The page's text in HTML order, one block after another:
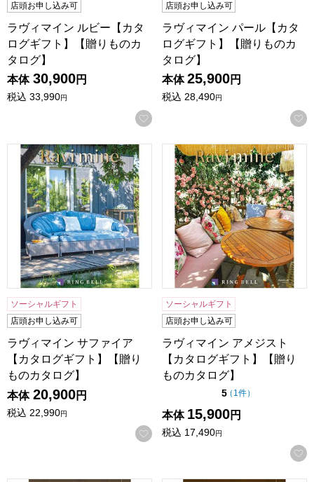
店頭お申し込み可
ラヴィマイン ルビー【カタ
ログギフト】【贈りものカ
タログ】
本体 30,900円
税込 33,990円
お気に入りに登録する
店頭お申し込み可
ラヴィマイン パール【カタ
ログギフト】【贈りものカ
タログ】
本体 25,900円
税込 28,490円
ラヴィマイン サファイア【カタログギフト】【贈りものカ
ソーシャルギフト
店頭お申し込み可
ラヴィマイン サファイア
【カタログギフト】【贈り
ものカタログ】
本体 20,900円
税込 22,990円
お気に入りに登録する
ラヴィマイン アメジスト【
ソーシャルギフト
店頭お申し込み可
ラヴィマイン アメジスト
【カタログギフト】【贈り
ものカタログ】
5点（5点満点中）
（ 1件の評価
）
本体 15,900円
税込 17,490円